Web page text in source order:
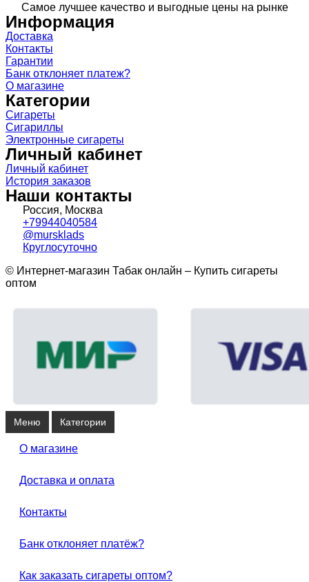
Самое лучшее качество и выгодные цены на рынке
Информация
Доставка
Контакты
Гарантии
Банк отклоняет платеж?
О магазине
Категории
Сигареты
Сигариллы
Электронные сигареты
Личный кабинет
Личный кабинет
История заказов
Наши контакты
Россия, Москва
+79944040584
@mursklads
Круглосуточно
© Интернет-магазин Табак онлайн – Купить сигареты
оптом
Меню Категории
О магазине
Доставка и оплата
Контакты
Банк отклоняет платёж?
Как заказать сигареты оптом?